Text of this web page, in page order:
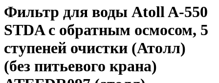
Фильтр для воды Atoll A-550
STDA с обратным осмосом, 5
ступеней очистки (Атолл)
(без питьевого крана)